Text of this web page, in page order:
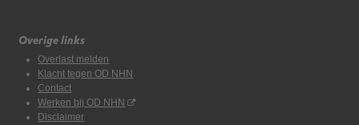
Overige links
Overlast melden
Klacht tegen OD NHN
Contact
Werken bij OD NHN
Disclaimer